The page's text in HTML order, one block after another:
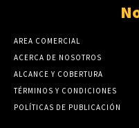
AREA COMERCIAL
ACERCA DE NOSOTROS
ALCANCE Y COBERTURA
TÉRMINOS Y CONDICIONES
POLÍTICAS DE PUBLICACIÓN